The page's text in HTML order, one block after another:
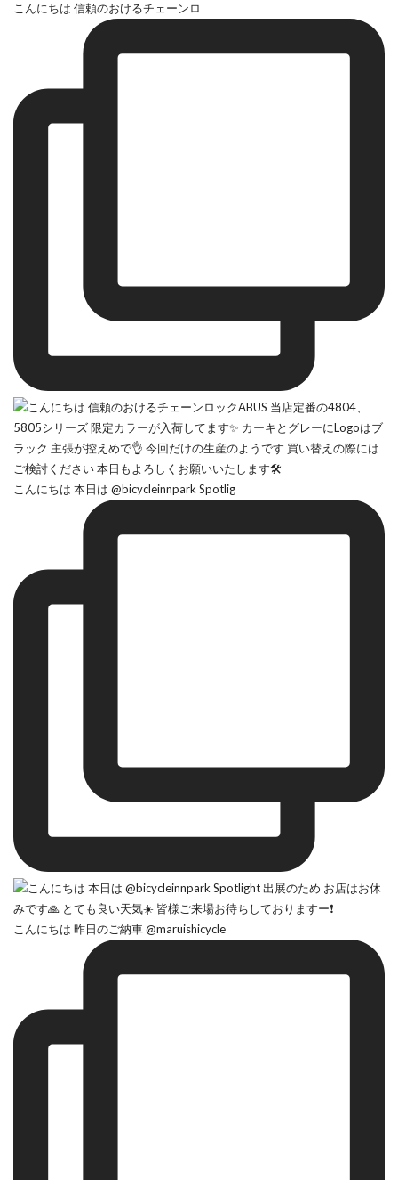
こんにちは 信頼のおけるチェーンロ
こんにちは 本日は @bicycleinnpark Spotlig
こんにちは 昨日のご納車 @maruishicycle